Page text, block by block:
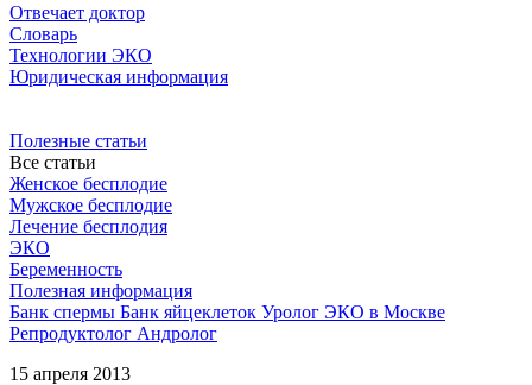
Отвечает доктор
Словарь
Технологии ЭКО
Юридическая информация
Полезные статьи
Все статьи
Женское бесплодие
Мужское бесплодие
Лечение бесплодия
ЭКО
Беременность
Полезная информация
Банк спермы Банк яйцеклеток Уролог ЭКО в Москве
Репродуктолог Андролог
15 апреля 2013